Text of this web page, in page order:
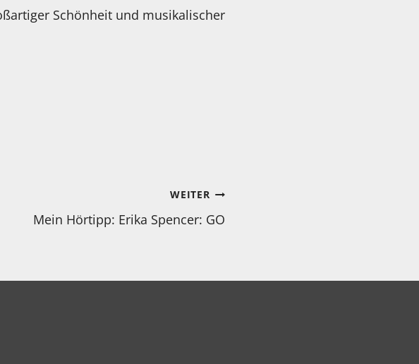
Schönheit und musikalischer
WEITER
Mein Hörtipp: Erika Spencer: GO